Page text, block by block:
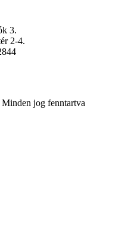
3.
2-4.
jog fenntartva